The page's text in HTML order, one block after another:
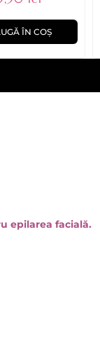
ÎN COȘ
epilarea facială.